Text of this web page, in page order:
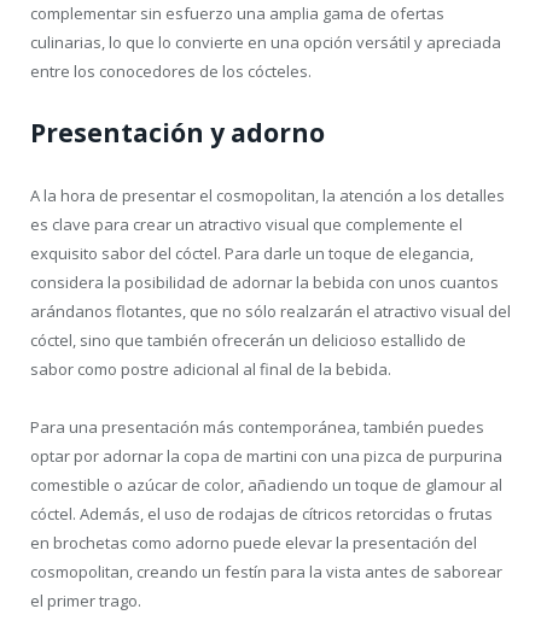
complementar sin esfuerzo una amplia gama de ofertas
culinarias, lo que lo convierte en una opción versátil y apreciada
entre los conocedores de los cócteles.
Presentación y adorno
A la hora de presentar el cosmopolitan, la atención a los detalles
es clave para crear un atractivo visual que complemente el
exquisito sabor del cóctel. Para darle un toque de elegancia,
considera la posibilidad de adornar la bebida con unos cuantos
arándanos flotantes, que no sólo realzarán el atractivo visual del
cóctel, sino que también ofrecerán un delicioso estallido de
sabor como postre adicional al final de la bebida.
Para una presentación más contemporánea, también puedes
optar por adornar la copa de martini con una pizca de purpurina
comestible o azúcar de color, añadiendo un toque de glamour al
cóctel. Además, el uso de rodajas de cítricos retorcidas o frutas
en brochetas como adorno puede elevar la presentación del
cosmopolitan, creando un festín para la vista antes de saborear
el primer trago.